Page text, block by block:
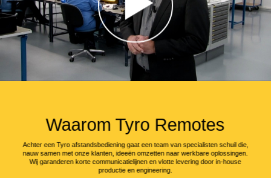
Waarom Tyro Remotes
Achter een Tyro afstandsbediening gaat een team van specialisten schuil die,
nauw samen met onze klanten, ideeën omzetten naar werkbare oplossingen.
Wij garanderen korte communicatielijnen en vlotte levering door in-house
productie en engineering.